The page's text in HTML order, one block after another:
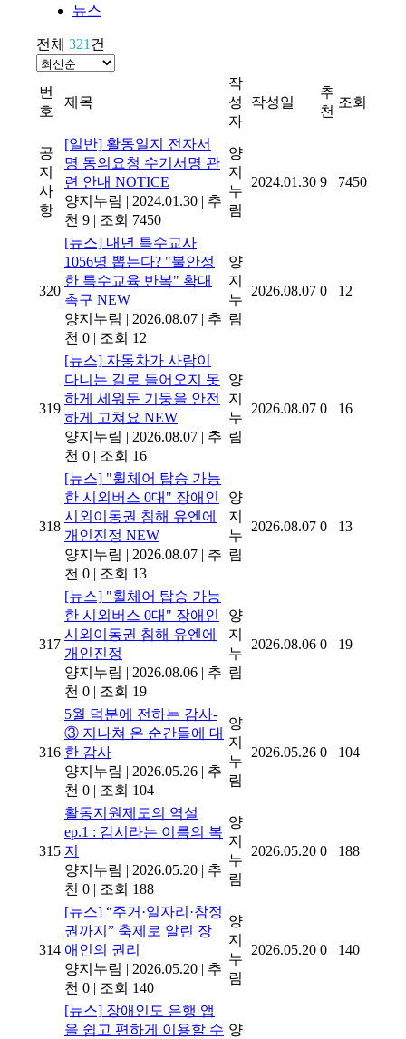
뉴스
전체 321 건
번
호
제목
작
성
자
작성일
추
천
조회
공
지
사
항
[일반] 활동일지 전자서
명 동의요청 수기서명 관
련 안내 NOTICE
양지누림 | 2024.01.30 | 추
천 9 | 조회 7450
양
지
누
림
2024.01.30 9 7450
320
[뉴스] 내년 특수교사
1056명 뽑는다? "불안정
한 특수교육 반복" 확대
촉구 NEW
양지누림 | 2026.08.07 | 추
천 0 | 조회 12
양
지
누
림
2026.08.07 0 12
319
[뉴스] 자동차가 사람이
다니는 길로 들어오지 못
하게 세워둔 기둥을 안전
하게 고쳐요 NEW
양지누림 | 2026.08.07 | 추
천 0 | 조회 16
양
지
누
림
2026.08.07 0 16
318
[뉴스] "휠체어 탑승 가능
한 시외버스 0대" 장애인
시외이동권 침해 유엔에
개인진정 NEW
양지누림 | 2026.08.07 | 추
천 0 | 조회 13
양
지
누
림
2026.08.07 0 13
317
[뉴스] "휠체어 탑승 가능
한 시외버스 0대" 장애인
시외이동권 침해 유엔에
개인진정
양지누림 | 2026.08.06 | 추
천 0 | 조회 19
양
지
누
림
2026.08.06 0 19
316
5월 덕분에 전하는 감사-
③ 지나쳐 온 순간들에 대
한 감사
양지누림 | 2026.05.26 | 추
천 0 | 조회 104
양
지
누
림
2026.05.26 0 104
315
활동지원제도의 역설
ep.1 : 감시라는 이름의 복
지
양지누림 | 2026.05.20 | 추
천 0 | 조회 188
양
지
누
림
2026.05.20 0 188
314
[뉴스] “주거·일자리·참정
권까지” 축제로 알린 장
애인의 권리
양지누림 | 2026.05.20 | 추
천 0 | 조회 140
양
지
누
림
2026.05.20 0 140
[뉴스] 장애인도 은행 앱
을 쉽고 편하게 이용할 수 양